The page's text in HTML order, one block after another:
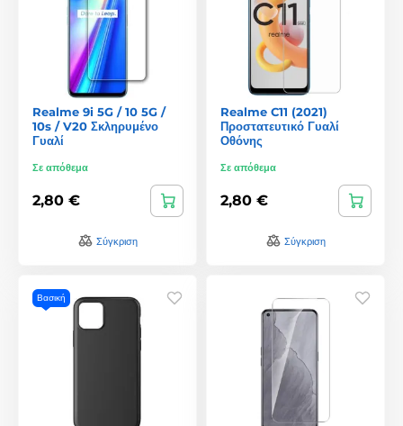
Realme 9i 5G / 10 5G /
10s / V20 Σκληρυμένο
Γυαλί
Σε απόθεμα
2,80 €
Σύγκριση
Realme C11 (2021)
Προστατευτικό Γυαλί
Οθόνης
Σε απόθεμα
2,80 €
Σύγκριση
Βασική